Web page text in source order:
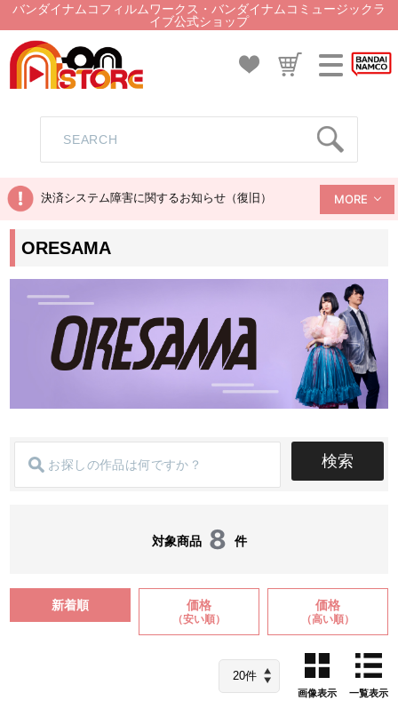
バンダイナムコフィルムワークス・バンダイナムコミュージックラ
イブ公式ショップ
決済システム障害に関するお知らせ（復旧） MORE
ORESAMA
検索
対象商品 8 件
新着順 価格
（安い順）
価格
（高い順）
画像表示 一覧表示